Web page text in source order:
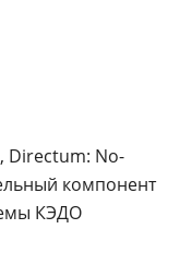
Directum: No-
компонент
КЭДО